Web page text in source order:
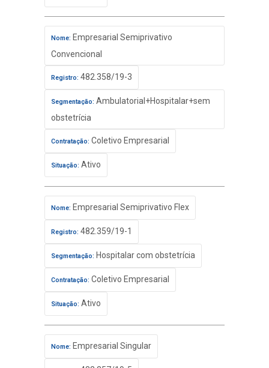
Nome: Empresarial Semiprivativo
Convencional
Registro: 482.358/19-3
Segmentação: Ambulatorial+Hospitalar+sem
obstetrícia
Contratação: Coletivo Empresarial
Situação: Ativo
Nome: Empresarial Semiprivativo Flex
Registro: 482.359/19-1
Segmentação: Hospitalar com obstetrícia
Contratação: Coletivo Empresarial
Situação: Ativo
Nome: Empresarial Singular